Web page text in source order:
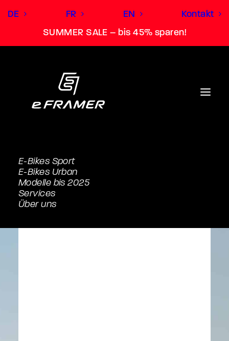
SUMMER SALE – bis 45% sparen!
DE FR EN Kontakt
E-Bikes Sport
E-Bikes Urban
Modelle bis 2025
Services
Über uns